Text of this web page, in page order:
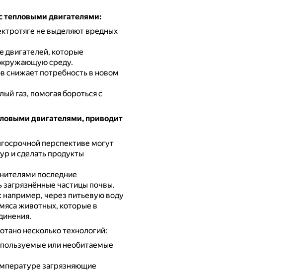
тепловыми двигателями:
не выделяют вредных
двигателей, которые
среду.
снижает потребность в новом
газ, помогая бороться с
двигателями, приводит
перспективе могут
и сделать продукты
последние
частицы почвы.
например, через питьевую воду
животных, которые в
несколько технологий:
или необитаемые
загрязняющие